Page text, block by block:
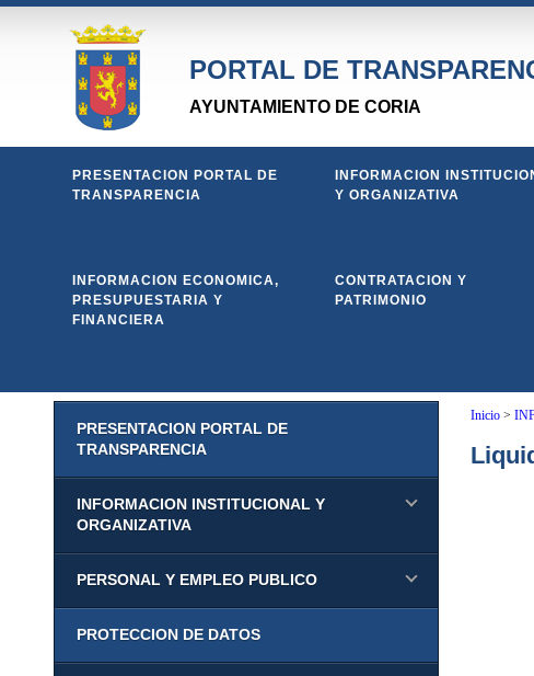
PORTAL DE
AYUNTAMIENTO DE CORIA
PRESENTACION PORTAL DE
TRANSPARENCIA
INFORMACION
Y ORGANIZATIVA
INFORMACION ECONOMICA,
PRESUPUESTARIA Y
FINANCIERA
CONTRATACION Y
PATRIMONIO
PRESENTACION PORTAL DE
TRANSPARENCIA
INFORMACION INSTITUCIONAL Y
ORGANIZATIVA
PERSONAL Y EMPLEO PUBLICO
PROTECCION DE DATOS
Inicio>